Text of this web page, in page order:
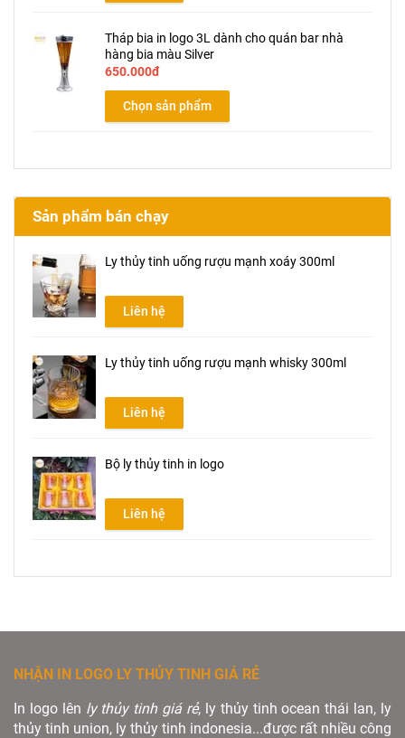
NHẬN IN LOGO LY THỦY TINH GIÁ RẺ
In logo lên ly thủy tinh giá rẻ, ly thủy tinh ocean thái lan, ly
thủy tinh union, ly thủy tinh indonesia...được rất nhiều công
Tháp bia in logo 3L dành cho quán bar nhà
hàng bia màu Silver
650.000đ
Chọn sản phẩm
Sản phẩm bán chạy
Ly thủy tinh uống rượu mạnh xoáy 300ml
Liên hệ
Ly thủy tinh uống rượu mạnh whisky 300ml
Liên hệ
Bộ ly thủy tinh in logo
Liên hệ